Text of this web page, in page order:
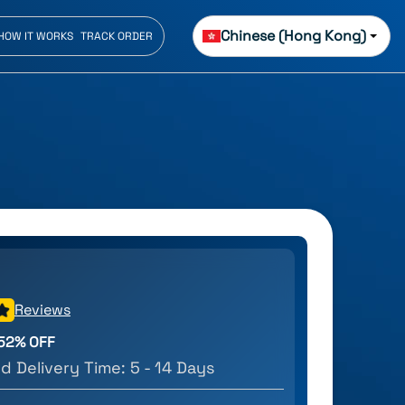
IT WORKS TRACK ORDER Chinese (Hong Kong)
Reviews
% OFF
Delivery Time: 5 - 14 Days